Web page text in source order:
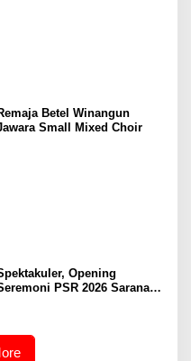
Betel Winangun
Small Mixed Choir
Opening
PSR 2026 Sarana